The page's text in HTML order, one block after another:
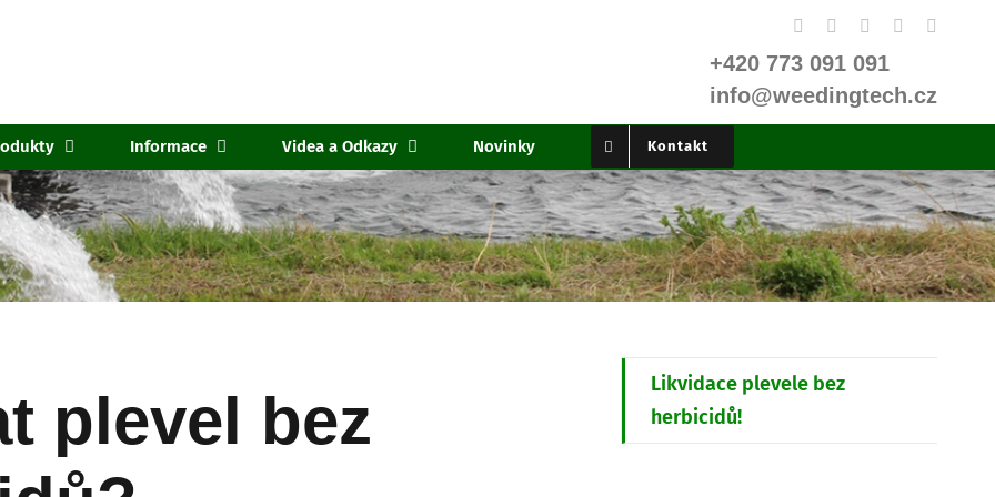
Facebook InstagramYouTube
+420 773 091 091
info@weedingtech.cz
Informace Videa a Odkazy Novinky Kontakt
plevel bez
Likvidace plevele bez
herbicidů!